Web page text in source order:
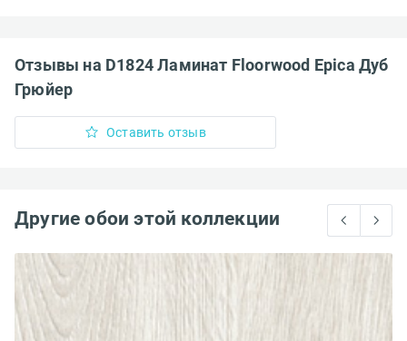
Отзывы на D1824 Ламинат Floorwood Epica Дуб
Грюйер
Оставить отзыв
Другие обои этой коллекции